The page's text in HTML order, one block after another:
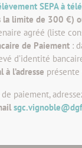
SEPA à
la limite de 300 €)
agréé (liste
de Paiement :
d’identité
à l’adresse présente
paiement,